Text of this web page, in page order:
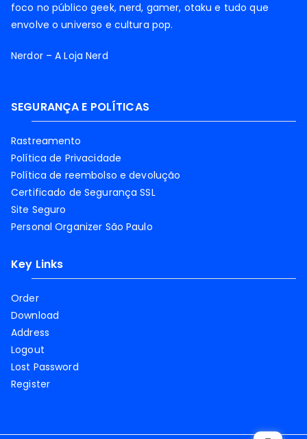
foco no público geek, nerd, gamer, otaku e tudo que
envolve o universo e cultura pop.
Nerdor – A Loja Nerd
SEGURANÇA E POLÍTICAS
Rastreamento
Política de Privacidade
Política de reembolso e devolução
Certificado de Segurança SSL
Site Seguro
Personal Organizer São Paulo
Key Links
Order
Download
Address
Logout
Lost Password
Register